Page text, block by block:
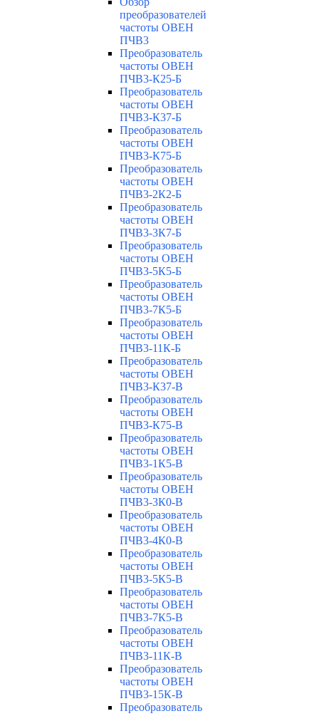
преобразователей
частоты ОВЕН
ПЧВ3
Преобразователь
частоты ОВЕН
ПЧВ3-К25-Б
Преобразователь
частоты ОВЕН
ПЧВ3-К37-Б
Преобразователь
частоты ОВЕН
ПЧВ3-К75-Б
Преобразователь
частоты ОВЕН
ПЧВ3-2К2-Б
Преобразователь
частоты ОВЕН
ПЧВ3-3К7-Б
Преобразователь
частоты ОВЕН
ПЧВ3-5К5-Б
Преобразователь
частоты ОВЕН
ПЧВ3-7К5-Б
Преобразователь
частоты ОВЕН
ПЧВ3-11К-Б
Преобразователь
частоты ОВЕН
ПЧВ3-К37-В
Преобразователь
частоты ОВЕН
ПЧВ3-К75-В
Преобразователь
частоты ОВЕН
ПЧВ3-1К5-В
Преобразователь
частоты ОВЕН
ПЧВ3-3К0-В
Преобразователь
частоты ОВЕН
ПЧВ3-4К0-В
Преобразователь
частоты ОВЕН
ПЧВ3-5К5-В
Преобразователь
частоты ОВЕН
ПЧВ3-7К5-В
Преобразователь
частоты ОВЕН
ПЧВ3-11К-В
Преобразователь
частоты ОВЕН
ПЧВ3-15К-В
Преобразователь